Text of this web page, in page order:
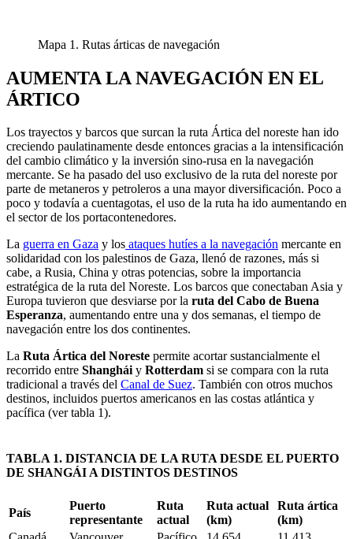
Mapa 1. Rutas árticas de navegación
AUMENTA LA NAVEGACIÓN EN EL
ÁRTICO
Los trayectos y barcos que surcan la ruta Ártica del noreste han ido
creciendo paulatinamente desde entonces gracias a la intensificación
del cambio climático y la inversión sino-rusa en la navegación
mercante. Se ha pasado del uso exclusivo de la ruta del noreste por
parte de metaneros y petroleros a una mayor diversificación. Poco a
poco y todavía a cuentagotas, el uso de la ruta ha ido aumentando en
el sector de los portacontenedores.
La guerra en Gaza y los ataques hutíes a la navegación mercante en
solidaridad con los palestinos de Gaza, llenó de razones, más si
cabe, a Rusia, China y otras potencias, sobre la importancia
estratégica de la ruta del Noreste. Los barcos que conectaban Asia y
Europa tuvieron que desviarse por la ruta del Cabo de Buena
Esperanza, aumentando entre una y dos semanas, el tiempo de
navegación entre los dos continentes.
La Ruta Ártica del Noreste permite acortar sustancialmente el
recorrido entre Shangháiy Rotterdam si se compara con la ruta
tradicional a través del Canal de Suez. También con otros muchos
destinos, incluidos puertos americanos en las costas atlántica y
pacífica (ver tabla 1).
TABLA 1. DISTANCIA DE LA RUTA DESDE EL PUERTO
DE SHANGÁI A DISTINTOS DESTINOS
País
Puerto
representante
Ruta
actual
Ruta actual
(km)
Ruta ártica
(km)